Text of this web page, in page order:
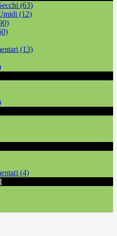
(63)
(12)
(13)
(4)